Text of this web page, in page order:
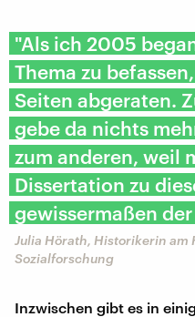
"Als ich 2005
Thema zu
Seiten abgeraten.
gebe da nichts
zum anderen, weil
Dissertation zu
gewissermaßen
Julia Hörath, Historikerin
Sozialforschung
Inzwischen gibt es in